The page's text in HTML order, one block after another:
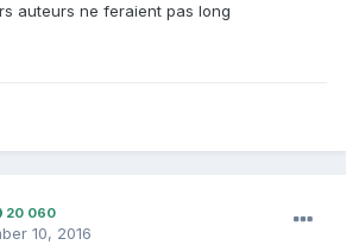
auteurs ne feraient pas long
20 060
10, 2016